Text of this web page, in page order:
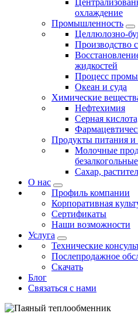
охлаждение
Промышленность
Целлюлозно-
Производство
жидкостей
Процесс
Океан и суда
Химические
Нефтехимия
Серная
Продукты питания и
Молочные
Сахар,
О нас
Профиль компании
Корпоративная
Сертификаты
Наши возможности
Услуга
Технические
Послепродажное
Скачать
Блог
Связаться с нами